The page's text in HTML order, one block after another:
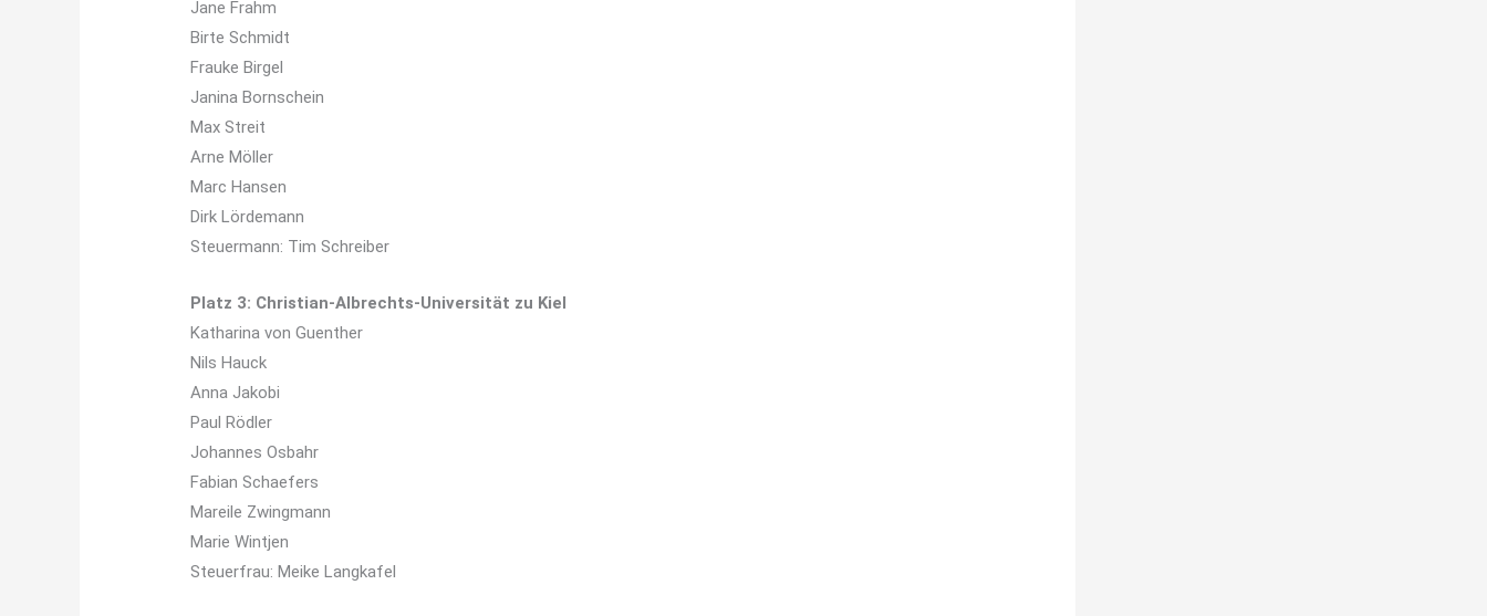
Jane Frahm
Birte Schmidt
Frauke Birgel
Janina Bornschein
Max Streit
Arne Möller
Marc Hansen
Dirk Lördemann
Steuermann: Tim Schreiber
Platz 3: Christian-Albrechts-Universität zu Kiel
Katharina von Guenther
Nils Hauck
Anna Jakobi
Paul Rödler
Johannes Osbahr
Fabian Schaefers
Mareile Zwingmann
Marie Wintjen
Steuerfrau: Meike Langkafel